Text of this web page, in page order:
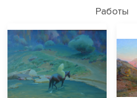
Работы